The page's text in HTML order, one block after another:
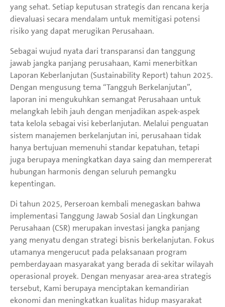
yang sehat. Setiap keputusan strategis dan rencana kerja
dievaluasi secara mendalam untuk memitigasi potensi
risiko yang dapat merugikan Perusahaan.
Sebagai wujud nyata dari transparansi dan tanggung
jawab jangka panjang perusahaan, Kami menerbitkan
Laporan Keberlanjutan (Sustainability Report) tahun 2025.
Dengan mengusung tema “Tangguh Berkelanjutan”,
laporan ini mengukuhkan semangat Perusahaan untuk
melangkah lebih jauh dengan menjadikan aspek-aspek
tata kelola sebagai visi keberlanjutan. Melalui penguatan
sistem manajemen berkelanjutan ini, perusahaan tidak
hanya bertujuan memenuhi standar kepatuhan, tetapi
juga berupaya meningkatkan daya saing dan mempererat
hubungan harmonis dengan seluruh pemangku
kepentingan.
Di tahun 2025, Perseroan kembali menegaskan bahwa
implementasi Tanggung Jawab Sosial dan Lingkungan
Perusahaan (CSR) merupakan investasi jangka panjang
yang menyatu dengan strategi bisnis berkelanjutan. Fokus
utamanya mengerucut pada pelaksanaan program
pemberdayaan masyarakat yang berada di sekitar wilayah
operasional proyek. Dengan menyasar area-area strategis
tersebut, Kami berupaya menciptakan kemandirian
ekonomi dan meningkatkan kualitas hidup masyarakat